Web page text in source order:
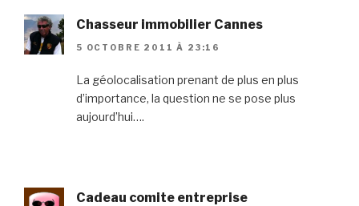
Chasseur immobilier Cannes
5 OCTOBRE 2011 À 23:16
La géolocalisation prenant de plus en plus
d’importance, la question ne se pose plus
aujourd’hui….
Cadeau comite entreprise